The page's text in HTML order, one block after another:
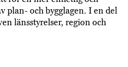
plan- och bygglagen. I en del
länsstyrelser, region och